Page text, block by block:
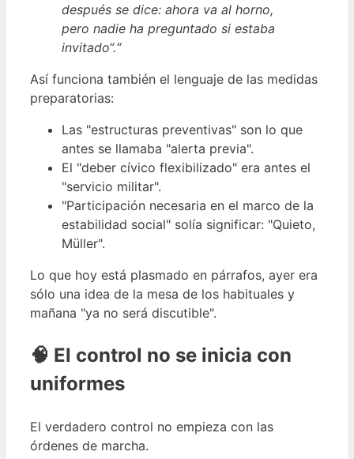
después se dice: ahora va al horno,
pero nadie ha preguntado si estaba
invitado“.“
Así funciona también el lenguaje de las medidas
preparatorias:
Las "estructuras preventivas" son lo que
antes se llamaba "alerta previa".
El "deber cívico flexibilizado" era antes el
"servicio militar".
"Participación necesaria en el marco de la
estabilidad social" solía significar: "Quieto,
Müller".
Lo que hoy está plasmado en párrafos, ayer era
sólo una idea de la mesa de los habituales y
mañana "ya no será discutible".
🧠 El control no se inicia con
uniformes
El verdadero control no empieza con las
órdenes de marcha.